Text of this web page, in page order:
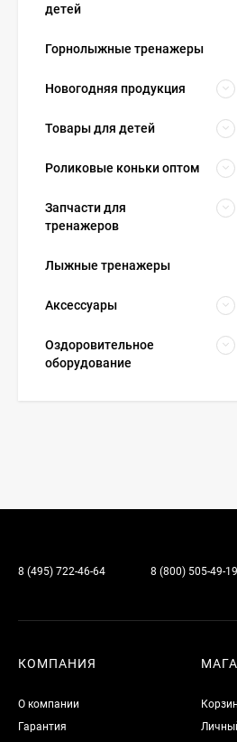
детей
Горнолыжные тренажеры
Новогодняя продукция
Товары для детей
Роликовые коньки оптом
Запчасти для
тренажеров
Лыжные тренажеры
Аксессуары
Оздоровительное
оборудование
8 (495) 722-46-64 8 (800) 505-49-19
КОМПАНИЯ
О компании
Гарантия